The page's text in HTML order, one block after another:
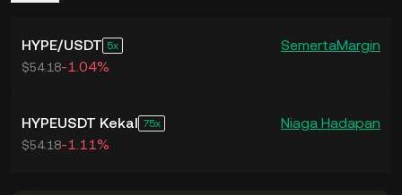
HYPE/USDT 5 SemertaMargin
$54.18-1.04%
HYPEUSDT Kekal 75 Niaga Hadapan
$54.18-1.11%